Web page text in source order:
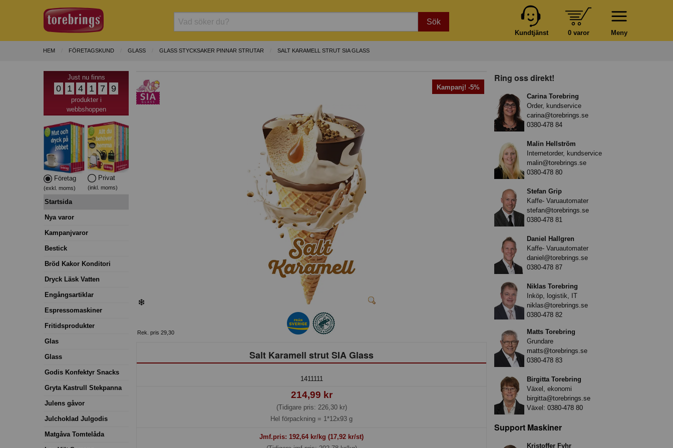
Sök
Meny
0 varor
Kundtjänst
HEM FÖRETAGSKUND GLASS GLASS STYCKSAKER PINNAR STRUTAR SALT KARAMELL STRUT SIA GLASS
Just nu finns
0 1 4 1 7 9
produkter i
webbshoppen
Företag
(exkl. moms)
Privat
(inkl. moms)
Startsida
Nya varor
Kampanjvaror
Bestick
Bröd Kakor Konditori
Dryck Läsk Vatten
Engångsartiklar
Espressomaskiner
Fritidsprodukter
Glas
Glass
Godis Konfektyr Snacks
Gryta Kastrull Stekpanna
Julens gåvor
Julchoklad Julgodis
Matgåva Tomtelåda
Kampanj! -5%
Rek. pris 29,30
Salt Karamell strut SIA Glass
1411111
214,99 kr
(Tidigare pris: 226,30 kr)
Hel förpackning = 1*12x93 g
Jmf.pris: 192,64 kr/kg (17,92 kr/st)
Ring oss direkt!
Carina Torebring
Order, kundservice
carina@torebrings.se
0380-478 84
Malin Hellström
Internetorder, kundservice
malin@torebrings.se
0380-478 80
Stefan Grip
Kaffe- Varuautomater
stefan@torebrings.se
0380-478 81
Daniel Hallgren
Kaffe- Varuautomater
daniel@torebrings.se
0380-478 87
Niklas Torebring
Inköp, logistik, IT
niklas@torebrings.se
0380-478 82
Matts Torebring
Grundare
matts@torebrings.se
0380-478 83
Birgitta Torebring
Växel, ekonomi
birgitta@torebrings.se
Växel: 0380-478 80
Support Maskiner
Kristoffer Fyhr